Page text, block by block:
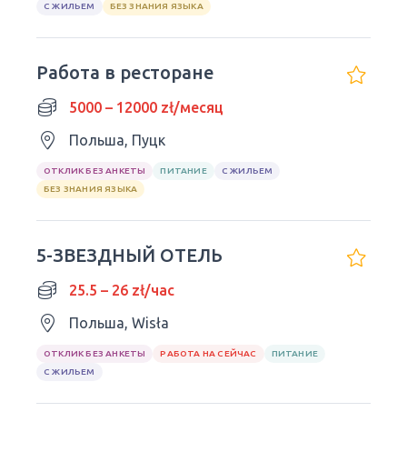
С ЖИЛЬЕМ
БЕЗ ЗНАНИЯ ЯЗЫКА
Работа в ресторане
5000 – 12000 zł/месяц
Польша, Пуцк
ОТКЛИК БЕЗ АНКЕТЫ ПИТАНИЕ
С ЖИЛЬЕМ
БЕЗ ЗНАНИЯ ЯЗЫКА
5-ЗВЕЗДНЫЙ ОТЕЛЬ
25.5 – 26 zł/час
Польша, Wisła
ОТКЛИК БЕЗ АНКЕТЫ РАБОТА НА СЕЙЧАС
ПИТАНИЕ
С ЖИЛЬЕМ